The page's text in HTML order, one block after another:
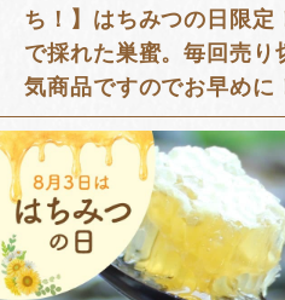
ち！】はちみつの日限定
で採れた巣蜜。毎回売り
気商品ですのでお早めに